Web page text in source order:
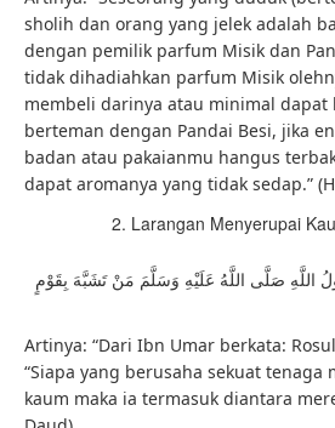
sholih dan orang yang jelek adalah
dengan pemilik parfum Misik dan
tidak dihadiahkan parfum Misik
membeli darinya atau minimal dapat
berteman dengan Pandai Besi, jika
badan atau pakaianmu hangus
dapat aromanya yang tidak sedap.”
Larangan Menyerupai
اللَّهِ صَلَّى اللَّهُ عَلَيْهِ وَسَلَّمَ مَنْ تَشَبَّهَ بِقَوْمٍ
Artinya: “Dari Ibn Umar berkata:
“Siapa yang berusaha sekuat tenaga
kaum maka ia termasuk diantara